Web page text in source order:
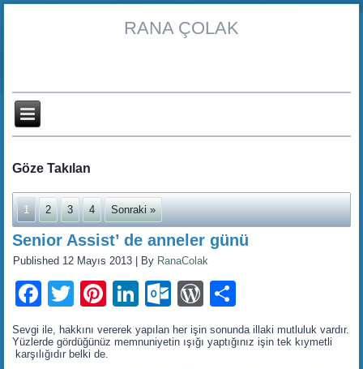
RANA ÇOLAK
Göze Takılan
1 2 3 4 Sonraki »
Senior Assist’ de anneler günü
Published 12 Mayıs 2013 By RanaColak
Facebook
TwitterPinterest
LinkedIn
Outlook.com
WordPress
Sevgi ile, hakkını vererek yapılan her işin sonunda illaki mutluluk vardır.
Yüzlerde gördüğünüz memnuniyetin ışığı yaptığınız işin tek kıymetli
karşılığıdır belki de.